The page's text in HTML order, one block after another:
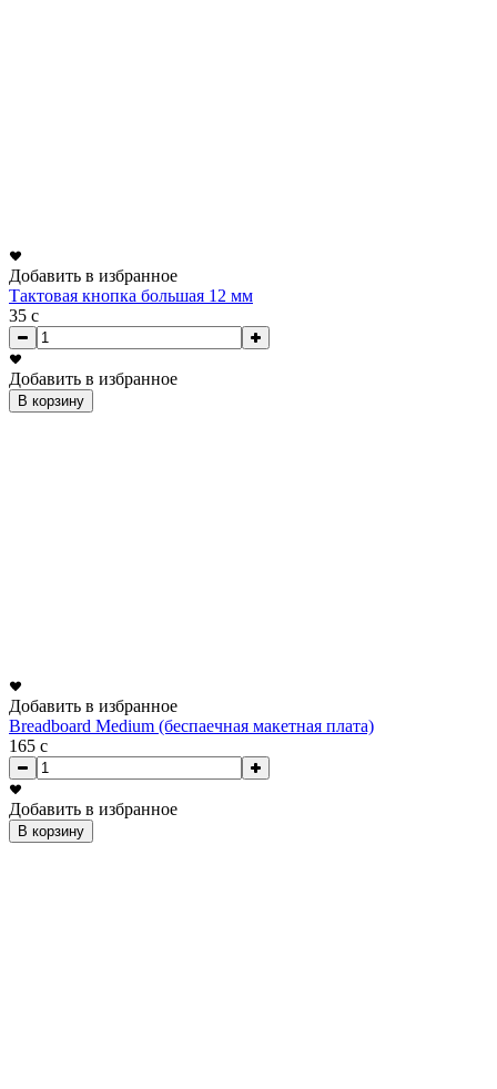
Добавить в избранное
Тактовая кнопка большая 12 мм
35 c
Добавить в избранное
В корзину
Добавить в избранное
Breadboard Medium (беспаечная макетная плата)
165 c
Добавить в избранное
В корзину